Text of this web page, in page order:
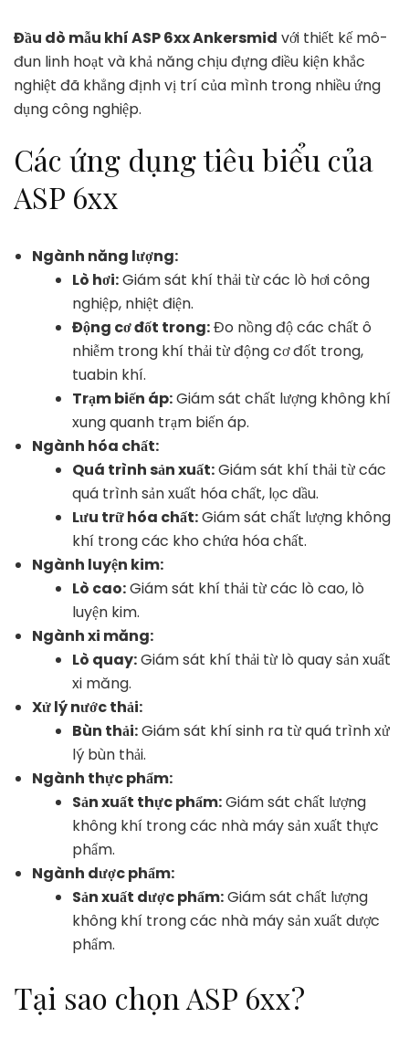
Đầu dò mẫu khí ASP 6xx Ankersmid với thiết kế mô-
đun linh hoạt và khả năng chịu đựng điều kiện khắc
nghiệt đã khẳng định vị trí của mình trong nhiều ứng
dụng công nghiệp.
Các ứng dụng tiêu biểu của
ASP 6xx
Ngành năng lượng:
Lò hơi:Giám sát khí thải từ các lò hơi công
nghiệp, nhiệt điện.
Động cơ đốt trong:Đo nồng độ các chất ô
nhiễm trong khí thải từ động cơ đốt trong,
tuabin khí.
Trạm biến áp:Giám sát chất lượng không khí
xung quanh trạm biến áp.
Ngành hóa chất:
Quá trình sản xuất:Giám sát khí thải từ các
quá trình sản xuất hóa chất, lọc dầu.
Lưu trữ hóa chất:Giám sát chất lượng không
khí trong các kho chứa hóa chất.
Ngành luyện kim:
Lò cao:Giám sát khí thải từ các lò cao, lò
luyện kim.
Ngành xi măng:
Lò quay:Giám sát khí thải từ lò quay sản xuất
xi măng.
Xử lý nước thải:
Bùn thải:Giám sát khí sinh ra từ quá trình xử
lý bùn thải.
Ngành thực phẩm:
Sản xuất thực phẩm:Giám sát chất lượng
không khí trong các nhà máy sản xuất thực
phẩm.
Ngành dược phẩm:
Sản xuất dược phẩm:Giám sát chất lượng
không khí trong các nhà máy sản xuất dược
phẩm.
Tại sao chọn ASP 6xx?